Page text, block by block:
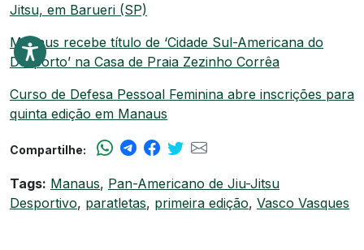
Jitsu, em Barueri (SP)
Manaus recebe título de ‘Cidade Sul-Americana do
Desporto’ na Casa de Praia Zezinho Corrêa
Curso de Defesa Pessoal Feminina abre inscrições para
quinta edição em Manaus
Compartilhe:
Tags: Manaus, Pan-Americano de Jiu-Jitsu
Desportivo, paratletas, primeira edição, Vasco Vasques